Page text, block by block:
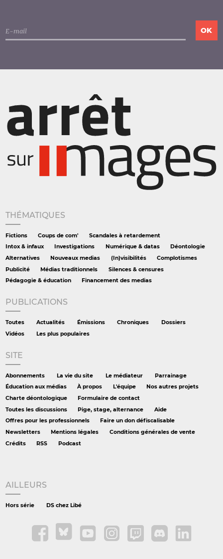
THÉMATIQUES
Fictions Coups de com'
Scandales à retardement
Intox & infaux
Investigations Numérique & datas
Déontologie
Alternatives
Nouveaux medias (In)visibilités
Complotismes
Publicité
Médias traditionnels
Silences & censures
Pédagogie & éducation
Financement des medias
PUBLICATIONS
Toutes Actualités Émissions Chroniques
Dossiers
Vidéos
Les plus populaires
SITE
Abonnements La vie du site Le médiateur
Parrainage
Éducation aux médias
À propos L'équipe
Nos autres projets
Charte déontologique
Formulaire de contact
Toutes les discussions
Pige, stage, alternance
Aide
Offres pour les professionnels
Faire un don défiscalisable
Newsletters
Mentions légales
Conditions générales de vente
Crédits
RSS Podcast
AILLEURS
Hors série DS chez Libé